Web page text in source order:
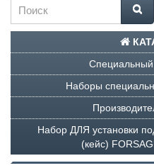
Специальный
Наборы
Набор ДЛЯ установки
(кейс)